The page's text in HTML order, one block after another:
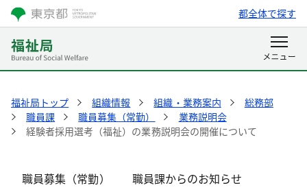
都全体で探す
福祉局トップ 組織情報 組織・業務案内
総務部
職員課
職員募集（常勤）
業務説明会
経験者採用選考（福祉）の業務説明会の開催について
職員募集（常勤） 職員課からのお知らせ